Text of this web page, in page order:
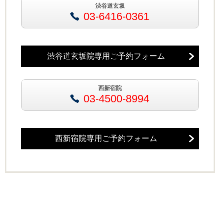
渋谷道玄坂
03-6416-0361
渋谷道玄坂院専用ご予約フォーム
西新宿院
03-4500-8994
西新宿院専用ご予約フォーム